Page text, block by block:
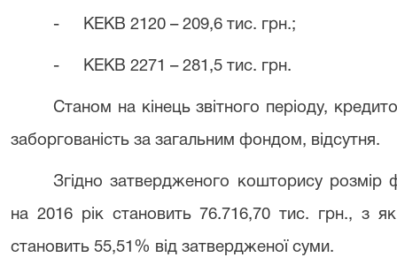
- КЕКВ 2120 – 209,6 тис. грн.;
- КЕКВ 2271 – 281,5 тис. грн.
Станом на кінець звітного періоду,
заборгованість за загальним фондом, відсутня.
Згідно затвердженого кошторису розмір
на 2016 рік становить 76.716,70 тис. грн., з
становить 55,51% від затвердженої суми.